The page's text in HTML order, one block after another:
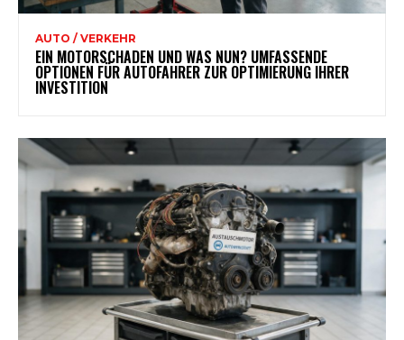
AUTO / VERKEHR
EIN MOTORSCHADEN UND WAS NUN? UMFASSENDE
OPTIONEN FÜR AUTOFAHRER ZUR OPTIMIERUNG IHRER
INVESTITION